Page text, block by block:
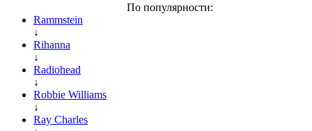
По популярности:
Rammstein
↓
Rihanna
↓
Radiohead
↓
Robbie Williams
↓
Ray Charles